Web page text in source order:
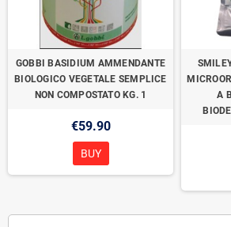
GOBBI BASIDIUM AMMENDANTE
BIOLOGICO VEGETALE SEMPLICE
NON COMPOSTATO KG. 1
€59.90
BUY
A